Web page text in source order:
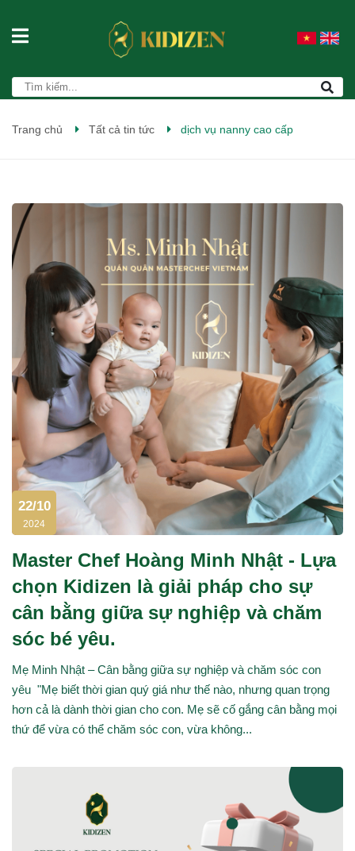
Trang chủ Tất cả tin tức dịch vụ nanny cao cấp
22/10
2024
Master Chef Hoàng Minh Nhật - Lựa
chọn Kidizen là giải pháp cho sự
cân bằng giữa sự nghiệp và chăm
sóc bé yêu.
Mẹ Minh Nhật – Cân bằng giữa sự nghiệp và chăm sóc con
yêu "Mẹ biết thời gian quý giá như thế nào, nhưng quan trọng
hơn cả là dành thời gian cho con. Mẹ sẽ cố gắng cân bằng mọi
thứ để vừa có thể chăm sóc con, vừa không...